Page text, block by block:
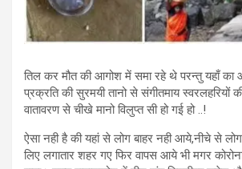
तिल कर मौत की आगोश में समा रहे थे परन्तु यहाँ
प्रक्रति की सुरमयी तानो से संगीतमाय स्वरलहरियों
वातावरण से चीखे मानो विलुप्त सी हो गई हो ..!
ऐसा नही है की यहां से लोग बाहर नही आये,नीचे से
लिए लगातार शहर गए फिर वापस आये भी मगर